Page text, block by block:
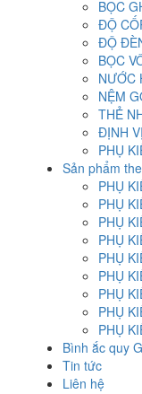
BỌC
ĐỘ
ĐỘ
BỌC
NƯỚC
NỆM
THẺ
ĐỊNH
PHỤ
Sản phẩm
PHỤ
PHỤ
PHỤ
PHỤ
PHỤ
PHỤ
PHỤ
PHỤ
PHỤ
Bình ắc quy
Tin tức
Liên hệ